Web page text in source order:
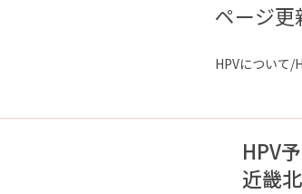
ページ更
HPVについて/
HPV
近畿北